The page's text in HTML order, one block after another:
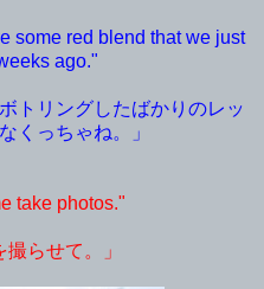
some red blend that we just
ago."
トリングしたばかりのレッ
くっちゃね。」
take photos."
らせて。」